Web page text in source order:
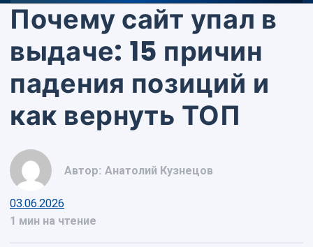
Почему сайт упал в
выдаче: 15 причин
падения позиций и
как вернуть ТОП
Автор: Анатолий Кузнецов
03.06.2026
1 мин на чтение